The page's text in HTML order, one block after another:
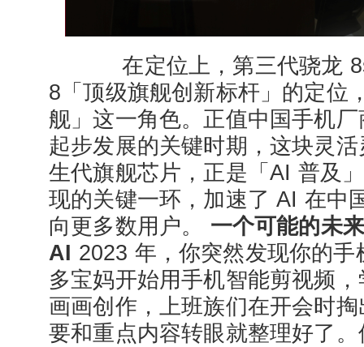
在定位上，第三代骁龙
8「顶级旗舰创新标杆」的定位
舰」这一角色。正值中国手机
起步发展的关键时期，这块灵
生代旗舰芯片，正是「AI 普及
现的关键一环，加速了 AI 在中
向更多数用户。 一个可能的未
AI 2023 年，你突然发现你的
多宝妈开始用手机智能剪视频
画画创作，上班族们在开会时
要和重点内容转眼就整理好了